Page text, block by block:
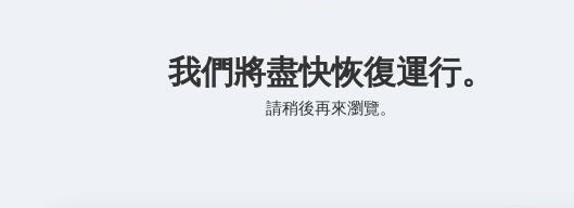
我們將盡快恢復運行。
請稍後再來瀏覽。